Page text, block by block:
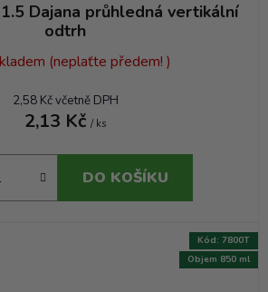
Dajana průhledná vertikální
odtrh
(neplaťte předem! )
2,58 Kč včetně DPH
2,13 Kč / ks
DO KOŠÍKU
Objem 850 ml
Kód: 7800T